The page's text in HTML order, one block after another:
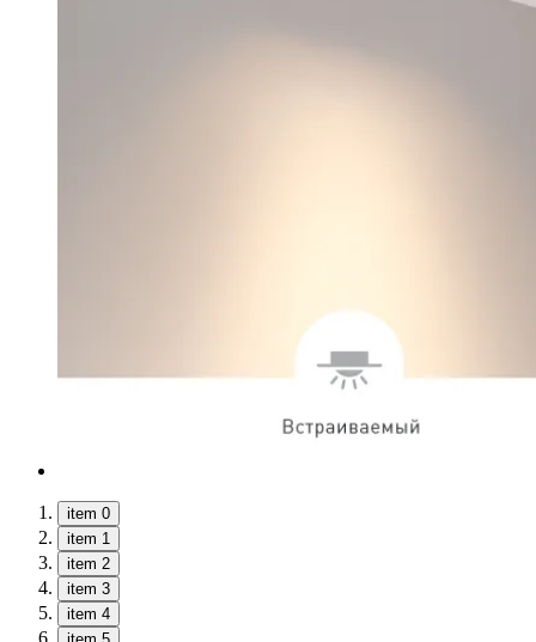
item 0
item 1
item 2
item 3
item 4